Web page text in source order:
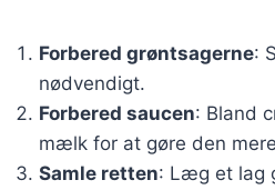
Forbered grøntsagerne:
nødvendigt.
Forbered saucen: Bland
mælk for at gøre den
Samle retten: Læg et lag